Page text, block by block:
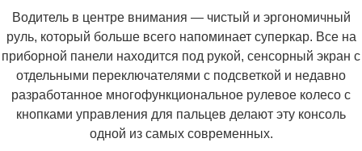
Водитель в центре внимания — чистый и эргономичный
руль, который больше всего напоминает суперкар. Все на
приборной панели находится под рукой, сенсорный экран с
отдельными переключателями с подсветкой и недавно
разработанное многофункциональное рулевое колесо с
кнопками управления для пальцев делают эту консоль
одной из самых современных.